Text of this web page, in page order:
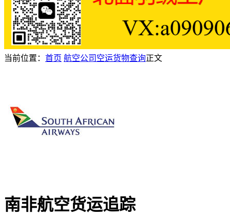
当前位置： 首页 航空公司 空运货物查询正文
南非航空货运追踪